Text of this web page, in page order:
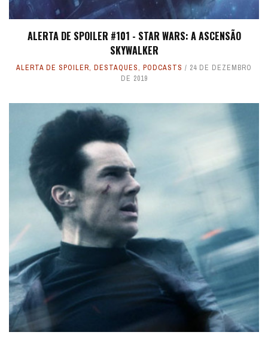
ALERTA DE SPOILER #101 - STAR WARS: A ASCENSÃO
SKYWALKER
ALERTA DE SPOILER, DESTAQUES, PODCASTS
24 DE DEZEMBRO
DE 2019